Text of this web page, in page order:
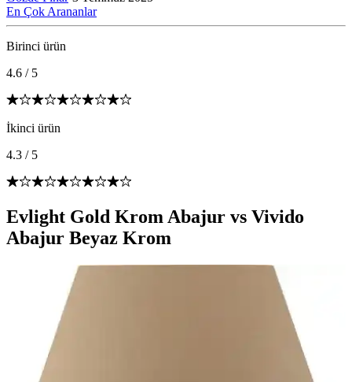
En Çok Arananlar
Birinci ürün
4.6 / 5
İkinci ürün
4.3 / 5
Evlight Gold Krom Abajur vs Vivido
Abajur Beyaz Krom